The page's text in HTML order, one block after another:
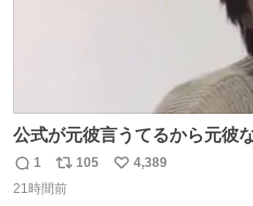
公式が元彼言うてるから元彼
返
信
1
リ
ポ
105
い
4,389
21時間前